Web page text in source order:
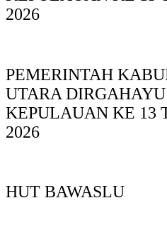
2026
PEMERINTAH
UTARA
KEPULAUAN KE 13
2026
HUT BAWASLU